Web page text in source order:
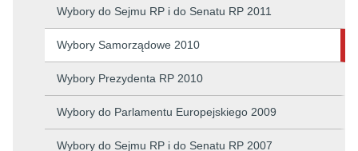
Wybory do Sejmu RP i do Senatu RP 2011
Wybory Samorządowe 2010
Wybory Prezydenta RP 2010
Wybory do Parlamentu Europejskiego 2009
Wybory do Sejmu RP i do Senatu RP 2007